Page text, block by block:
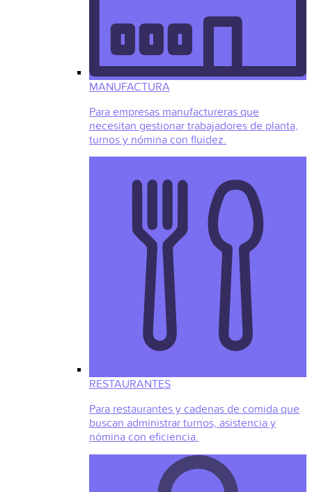
MANUFACTURA
Para empresas manufactureras que
necesitan gestionar trabajadores de planta,
turnos y nómina con fluidez.
RESTAURANTES
Para restaurantes y cadenas de comida que
buscan administrar turnos, asistencia y
nómina con eficiencia.